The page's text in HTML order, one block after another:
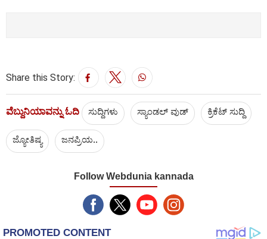
Share this Story:
ವೆಬ್ದುನಿಯಾವನ್ನು ಓದಿ ಸುದ್ದಿಗಳು ಸ್ಯಾಂಡಲ್ ವುಡ್ ಕ್ರಿಕೆಟ್‌ ಸುದ್ದಿ
ಜ್ಯೋತಿಷ್ಯ ಜನಪ್ರಿಯ..
Follow Webdunia kannada